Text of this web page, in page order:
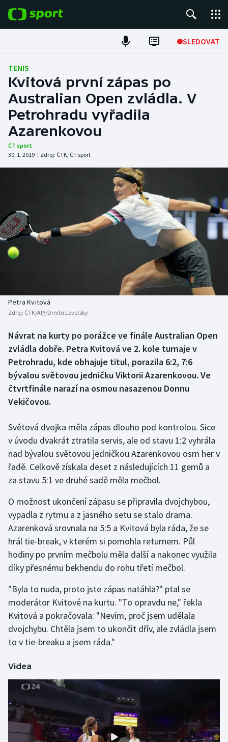
SLEDOVAT
Fotbal
Hokej
Tenis
Atletika
Americký fotbal
Baseball a softbal
Boby a skeleton
Box
Curling
Dostihy
Florbal
Futsal
Golf
Gymnastika
Házená
Jezdectví
Judo
Lezení
Lyže a snowboard
Parasport
NEPŘEHLÉDNĚTE
Soutěže
AZ kvíz
TENIS
Kvitová první zápas po
Australian Open zvládla. V
Petrohradu vyřadila
Azarenkovou
ČT sport
30. 1. 2019 | Zdroj: ČTK, ČT sport
Petra Kvitová
Zdroj: ČTK/AP//Dmitri Lovetsky
Návrat na kurty po porážce ve finále Australian Open
zvládla dobře. Petra Kvitová ve 2. kole turnaje v
Petrohradu, kde obhajuje titul, porazila 6:2, 7:6
bývalou světovou jedničku Viktorii Azarenkovou. Ve
čtvrtfinále narazí na osmou nasazenou Donnu
Vekičovou.
Světová dvojka měla zápas dlouho pod kontrolou. Sice
v úvodu dvakrát ztratila servis, ale od stavu 1:2 vyhrála
nad bývalou světovou jedničkou Azarenkovou osm her v
řadě. Celkově získala deset z následujících 11 gemů a
za stavu 5:1 ve druhé sadě měla mečbol.
O možnost ukončení zápasu se připravila dvojchybou,
vypadla z rytmu a z jasného setu se stalo drama.
Azarenková srovnala na 5:5 a Kvitová byla ráda, že se
hrál tie-break, v kterém si pomohla returnem. Půl
hodiny po prvním mečbolu měla další a nakonec využila
díky přesnému bekhendu do rohu třetí mečbol.
"Byla to nuda, proto jste zápas natáhla?" ptal se
moderátor Kvitové na kurtu. "To opravdu ne," řekla
Kvitová a pokračovala: "Nevím, proč jsem udělala
dvojchybu. Chtěla jsem to ukončit dřív, ale zvládla jsem
to v tie-breaku a jsem ráda."
Videa